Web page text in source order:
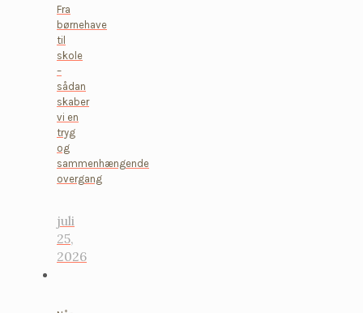
Fra
børnehave
til
skole
–
sådan
skaber
vi en
tryg
og
sammenhængende
overgang
juli
25,
2026